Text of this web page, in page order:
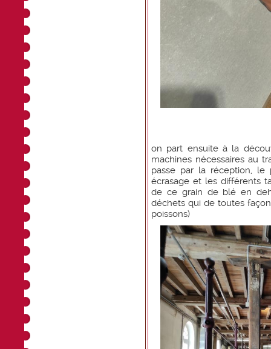
on part ensuite à la
machines nécessaires au
passe par la réception, le
écrasage et les différents
de ce grain de blé en
déchets qui de toutes
poissons)